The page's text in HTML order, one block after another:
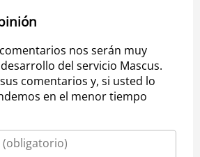
nos serán muy
del servicio Mascus.
comentarios y, si usted lo
en el menor tiempo